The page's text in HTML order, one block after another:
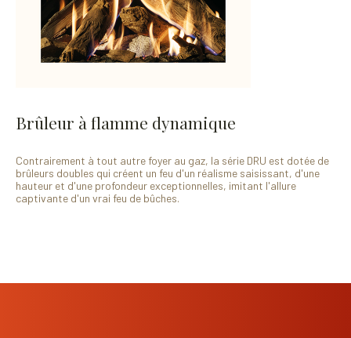
Brûleur à flamme dynamique
Contrairement à tout autre foyer au gaz, la série DRU est dotée de
brûleurs doubles qui créent un feu d'un réalisme saisissant, d'une
hauteur et d'une profondeur exceptionnelles, imitant l'allure
captivante d'un vrai feu de bûches.